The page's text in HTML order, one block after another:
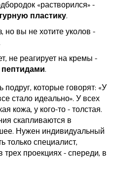
«растворился» -
пластику.
но вы не хотите уколов -
не реагирует на кремы -
.
которые говорят: «У
стало идеально». У всех
кожа, у кого-то - толстая.
скапливаются в
Нужен индивидуальный
только специалист,
проекциях - спереди, в